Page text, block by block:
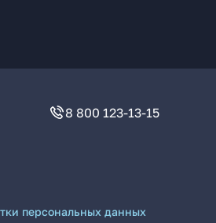
8 800 123-13-15
персональных данных